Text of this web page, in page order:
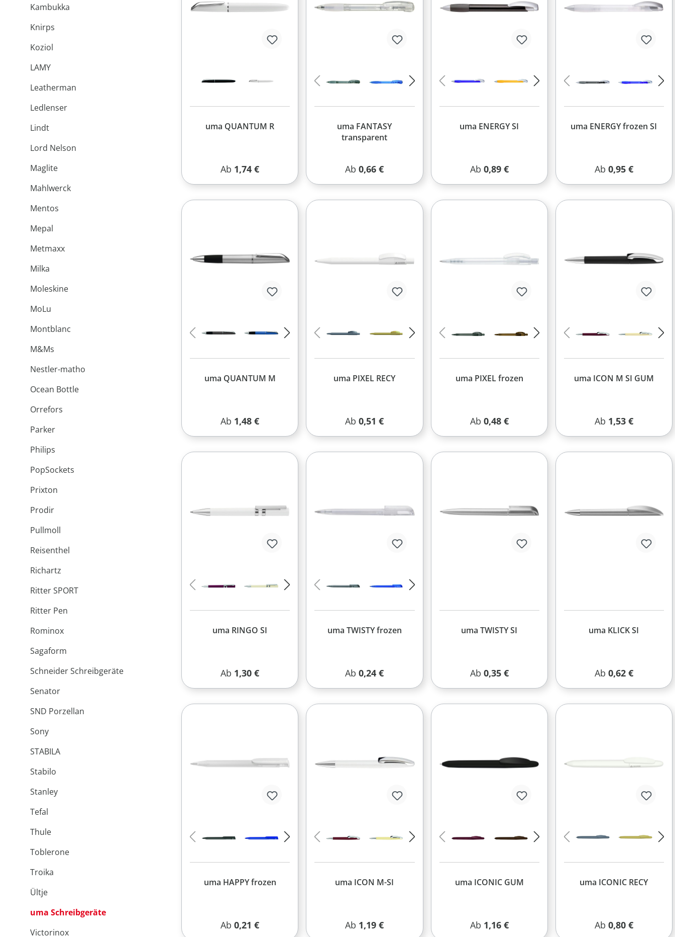
uma QUANTUM R
Regulärer Preis:
Ab 1,74 €
uma FANTASY
transparent
Regulärer Preis:
Ab0,66 €
uma ENERGY SI
Regulärer Preis:
Ab 0,89 €
uma ENERGY frozen SI
Regulärer Preis:
Ab 0,95 €
uma QUANTUM M
Regulärer Preis:
Ab 1,48 €
uma PIXEL RECY
Regulärer Preis:
Ab0,51 €
uma PIXEL frozen
Regulärer Preis:
Ab 0,48 €
uma ICON M SI GUM
Regulärer Preis:
Ab 1,53 €
uma RINGO SI
Regulärer Preis:
Ab 1,30 €
uma TWISTY frozen
Regulärer Preis:
Ab0,24 €
uma TWISTY SI
Regulärer Preis:
Ab 0,35 €
uma KLICK SI
Regulärer Preis:
Ab 0,62 €
+ 3
uma HAPPY frozen
Regulärer Preis:
Ab0,21 €
uma ICON M-SI
Regulärer Preis:
Ab 1,19 €
uma ICONIC GUM
Regulärer Preis:
Ab 1,16 €
uma ICONIC RECY
Regulärer Preis:
Ab 0,80 €
Kambukka
Knirps
Koziol
LAMY
Leatherman
Ledlenser
Lindt
Lord Nelson
Maglite
Mahlwerck
Mentos
Mepal
Metmaxx
Milka
Moleskine
MoLu
Montblanc
M&Ms
Nestler-matho
Ocean Bottle
Orrefors
Parker
Philips
PopSockets
Prixton
Prodir
Pullmoll
Reisenthel
Richartz
Ritter SPORT
Ritter Pen
Rominox
Sagaform
Schneider Schreibgeräte
Senator
SND Porzellan
Sony
STABILA
Stabilo
Stanley
Tefal
Thule
Toblerone
Troika
Ültje
uma Schreibgeräte
Victorinox